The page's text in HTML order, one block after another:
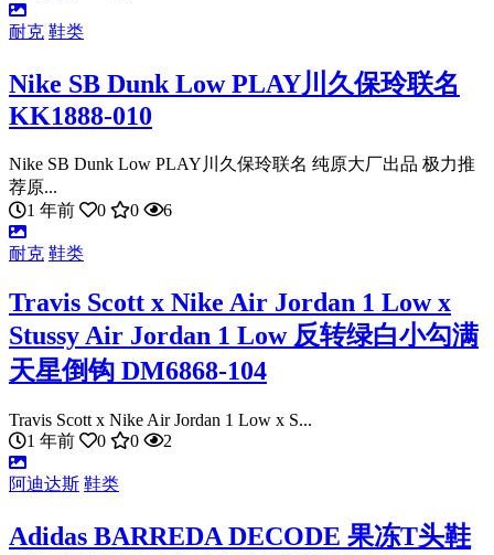
耐克 鞋类
Nike SB Dunk Low PLAY川久保玲联名
KK1888-010
Nike SB Dunk Low PLAY川久保玲联名 纯原大厂出品 极力推
荐原...
1 年前
0 0 6
耐克 鞋类
Travis Scott x Nike Air Jordan 1 Low x
Stussy Air Jordan 1 Low 反转绿白小勾满
天星倒钩 DM6868-104
Travis Scott x Nike Air Jordan 1 Low x S...
1 年前
0 0 2
阿迪达斯 鞋类
Adidas BARREDA DECODE 果冻T头鞋